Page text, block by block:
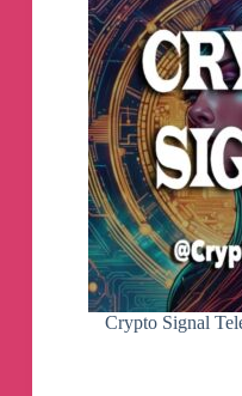
Crypto Signal